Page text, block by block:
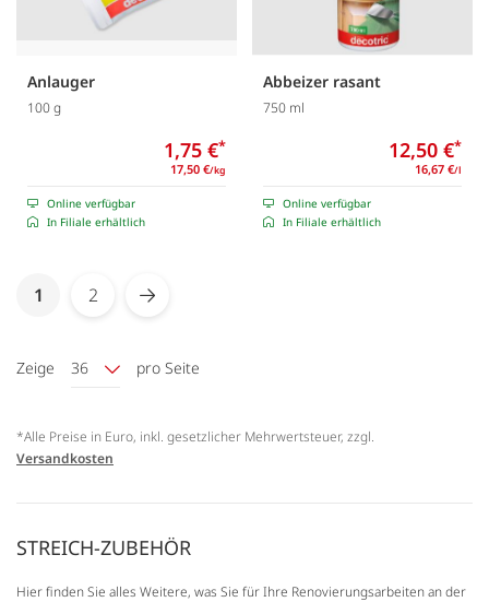
Anlauger
100 g
1,75 €*
17,50 €/kg
Online verfügbar
In Filiale erhältlich
Abbeizer rasant
750 ml
12,50 €*
16,67 €/l
Online verfügbar
In Filiale erhältlich
SeiteYou're currently reading page
1 Seite
2 Seite
Weiter
Zeige 36 pro Seite
*Alle Preise in Euro, inkl. gesetzlicher Mehrwertsteuer, zzgl.
Versandkosten
STREICH-ZUBEHÖR
Hier finden Sie alles Weitere, was Sie für Ihre Renovierungsarbeiten an der